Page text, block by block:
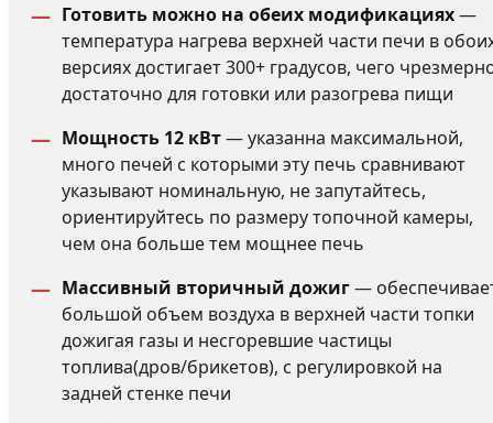
Готовить можно на обеих модификациях—
температура нагрева верхней части печи в
версиях достигает 300+ градусов, чего
достаточно для готовки или разогрева пищи
Мощность 12 кВт— указанна максимальной,
много печей с которыми эту печь сравнивают
указывают номинальную, не запутайтесь,
ориентируйтесь по размеру топочной камеры,
чем она больше тем мощнее печь
Массивный вторичный дожиг—
большой объем воздуха в верхней части топки
дожигая газы и несгоревшие частицы
топлива(дров/брикетов), с регулировкой на
задней стенке печи